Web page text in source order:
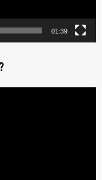
01:39